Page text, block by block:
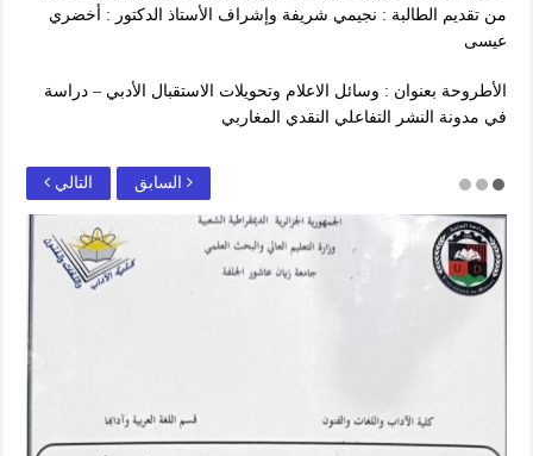
من تقديم الطالبة : نجيمي شريفة وإشراف الأستاذ الدكتور : أخضري
عيسى
الأطروحة بعنوان : وسائل الاعلام وتحويلات الاستقبال اﻷدبي – دراسة
في مدونة النشر التفاعلي النقدي المغاربي
التالي السابق